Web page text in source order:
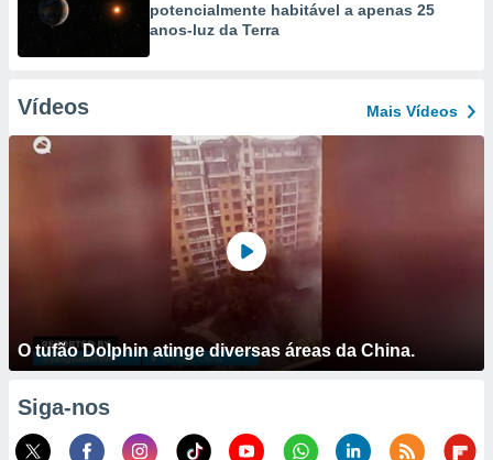
potencialmente habitável a apenas 25
anos-luz da Terra
Vídeos Mais Vídeos
O tufão Dolphin atinge diversas áreas da China.
Siga-nos